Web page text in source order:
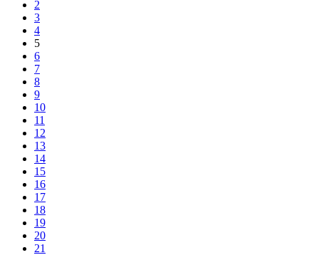
2
3
4
5
6
7
8
9
10
11
12
13
14
15
16
17
18
19
20
21